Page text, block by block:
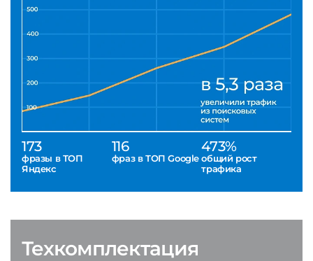
173
фразы в ТОП
Яндекс
116
фраз в ТОП Google
473%
общий рост
трафика
Техкомплектация